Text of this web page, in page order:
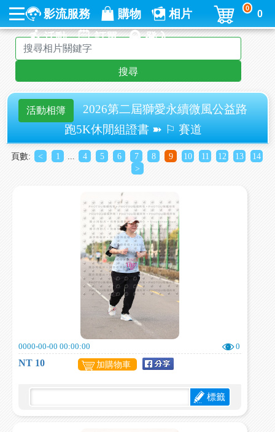
影流服務 購物
相片
活動
訂單 登入
0
0
搜尋
活動相簿
2026第二屆獅愛永續微風公益路
跑5K休閒組證書 ➽ ⚐ 賽道
頁數: < 1 4 5 6 7 8 9 10 11 12 13
14
>
0000-00-00 00:00:00 0
NT 10 加購物車
標籤